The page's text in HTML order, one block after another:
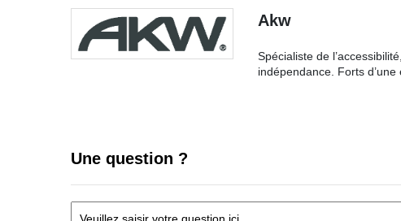
Akw
Spécialiste de
indépendance. Forts
Une question ?